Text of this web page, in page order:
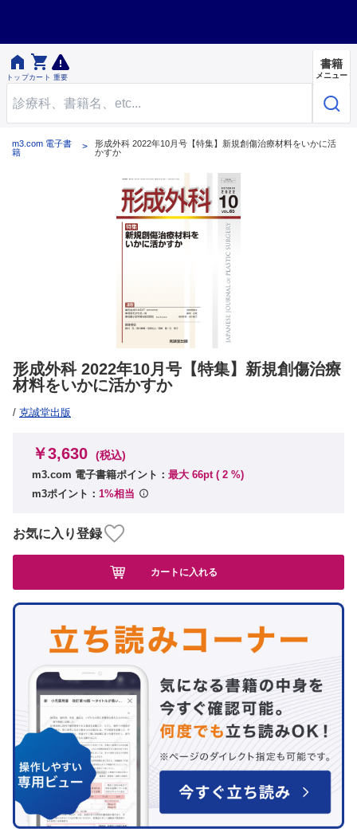

トップ

カート 重要
書籍
メニュー
m3.com 電子書
籍
形成外科 2022年10月号【特集】新規創傷治療材料をいかに活
かすか
形成外科 2022年10月号【特集】新規創傷治療
材料をいかに活かすか
/ 克誠堂出版
￥3,630 (税込)
m3.com 電子書籍ポイント： 最大 66pt ( 2 %)
m3ポイント： 1%相当
お気に入り登録
カートに入れる